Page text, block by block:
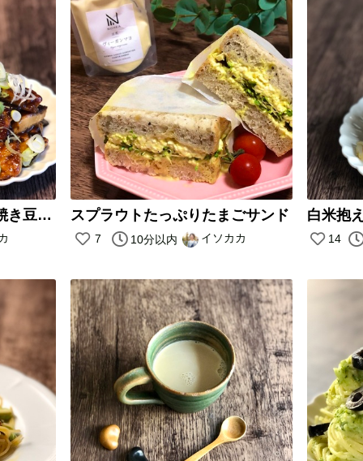
【ご飯が止まらない照り焼き豆腐】 スプラウトたっぷりたまごサンド
7 10分以内 イソカカ 14